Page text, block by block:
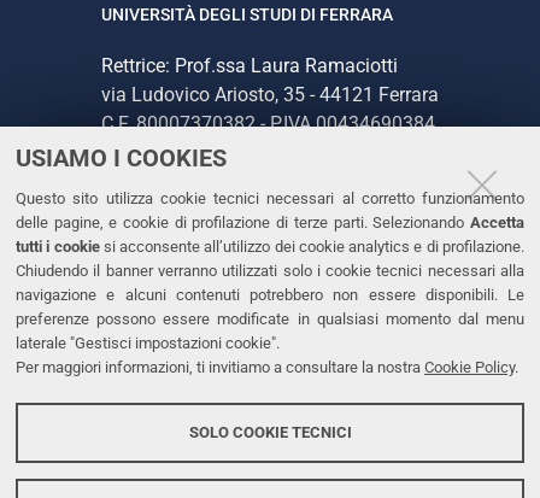
USIAMO I COOKIES
Questo sito utilizza cookie tecnici necessari al corretto funzionamento
delle pagine, e cookie di profilazione di terze parti. Selezionando Accetta
tutti i cookiesi acconsente all’utilizzo dei cookie analytics e di profilazione.
Chiudendo il banner verranno utilizzati solo i cookie tecnici necessari alla
navigazione e alcuni contenuti potrebbero non essere disponibili. Le
preferenze possono essere modificate in qualsiasi momento dal menu
laterale "Gestisci impostazioni cookie".
Per maggiori informazioni, ti invitiamo a consultare la nostra Cookie Policy.
SOLO COOKIE TECNICI
UNIVERSITÀ DEGLI STUDI DI FERRARA
Rettrice: Prof.ssa Laura Ramaciotti
via Ludovico Ariosto, 35 - 44121 Ferrara
C.F. 80007370382 - P.IVA 00434690384
CONTATTI
Tel. +39 0532 293111
Fax. +39 0532 293031
PEC
LINKS
Accessibilità
Protezione dati personali